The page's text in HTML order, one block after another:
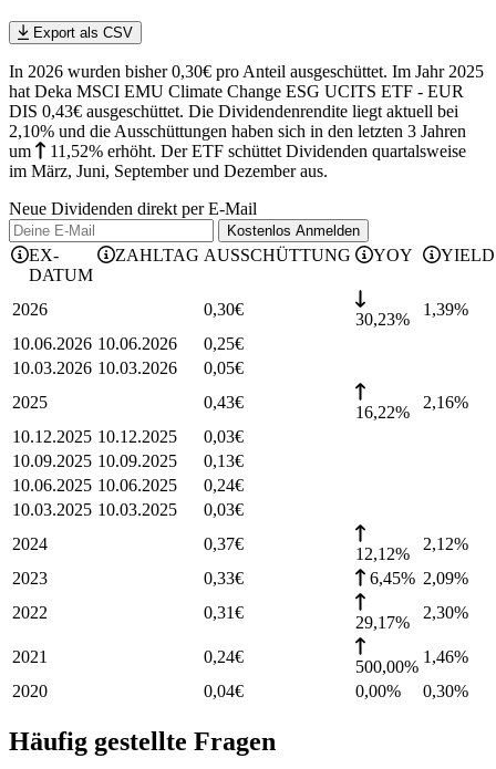
Export als CSV
In 2026 wurden bisher 0,30€ pro Anteil ausgeschüttet. Im Jahr 2025
hat Deka MSCI EMU Climate Change ESG UCITS ETF - EUR
DIS 0,43€ ausgeschüttet. Die Dividendenrendite liegt aktuell bei
2,10% und die Ausschüttungen haben sich in den letzten 3 Jahren
um
11,52% erhöht. Der ETF schüttet Dividenden quartalsweise
im März, Juni, September und Dezember aus.
Neue Dividenden direkt per E-Mail
Kostenlos Anmelden
EX-
DATUM
ZAHLTAG AUSSCHÜTTUNG YOY YIELD
2026 0,30€
30,23%
1,39%
10.06.2026 10.06.2026 0,25€
10.03.2026 10.03.2026 0,05€
2025
0,43€
16,22%
2,16%
10.12.2025 10.12.2025 0,03€
10.09.2025 10.09.2025 0,13€
10.06.2025 10.06.2025 0,24€
10.03.2025 10.03.2025 0,03€
2024
0,37€
12,12%
2,12%
2023
0,33€ 6,45% 2,09%
2022
0,31€
29,17%
2,30%
2021 0,24€
500,00%
1,46%
2020
0,04€ 0,00% 0,30%
Häufig gestellte Fragen